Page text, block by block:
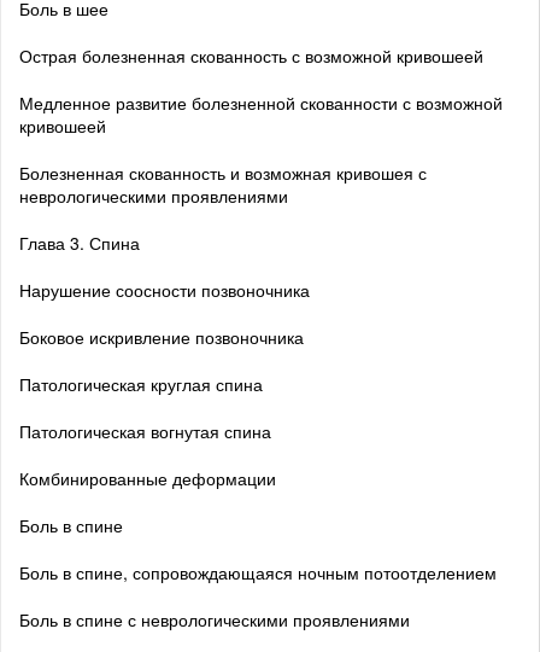
Боль в шее
Острая болезненная скованность с возможной кривошеей
Медленное развитие болезненной скованности с возможной
кривошеей
Болезненная скованность и возможная кривошея с
неврологическими проявлениями
Глава 3. Спина
Нарушение соосности позвоночника
Боковое искривление позвоночника
Патологическая круглая спина
Патологическая вогнутая спина
Комбинированные деформации
Боль в спине
Боль в спине, сопровождающаяся ночным потоотделением
Боль в спине с неврологическими проявлениями